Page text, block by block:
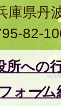
庫県丹
82-
所への
ォーム